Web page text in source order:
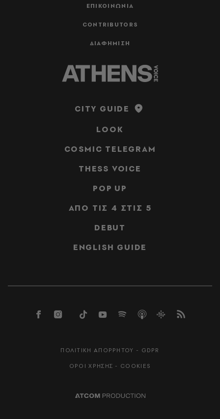
ΕΠΙΚΟΙΝΩΝΙΑ
CONTRIBUTORS
ΔΙΑΦΗΜΙΣΗ
CITY GUIDE
LOOK
COSMIC TELEGRAM
THESS VOICE
POP UP
ΑΠΟ ΤΙΣ 4 ΣΤΙΣ 5
DEBUT
ENGLISH GUIDE
ΠΟΛΙΤΙΚΗ ΑΠΟΡΡΗΤΟΥ - GDPR
ΟΡΟΙ ΧΡΗΣΗΣ - COOKIES